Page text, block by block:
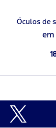
Óculos de